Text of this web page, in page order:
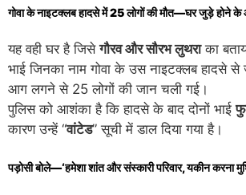
गोवा के नाइटक्लब हादसे में 25 लोगों की मौत—घर जुड़े होने के
यह वही घर है जिसेगौरव और सौरभ लुथराका
भाई जिनका नाम गोवा के उस नाइटक्लब हादसे से
आग लगने से 25 लोगों की जान चली गई।
पुलिस को आशंका है कि हादसे के बाद दोनों भाई
कारण उन्हें “वांटेड” सूची में डाल दिया गया है।
पड़ोसी बोले—‘हमेशा शांत और संस्कारी परिवार, यकीन करना